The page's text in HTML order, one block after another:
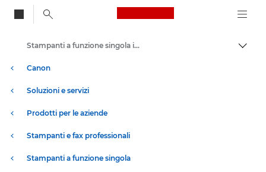
Canon Logo, back
Canon
Soluzioni e servizi
Prodotti per le aziende
Stampanti e fax professionali
Stampanti a funzione singola
Stampanti a funzione singola in bianco e nero